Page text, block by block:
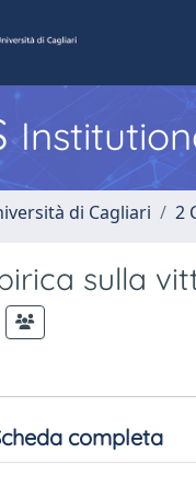
di Cagliari 2
sulla
completa